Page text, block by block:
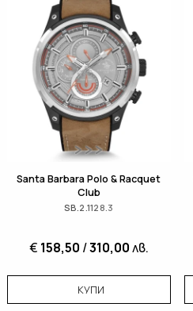
Santa Barbara Polo & Racquet
Club
SB.2.1128.3
€ 158,50 /310,00лв.
КУПИ